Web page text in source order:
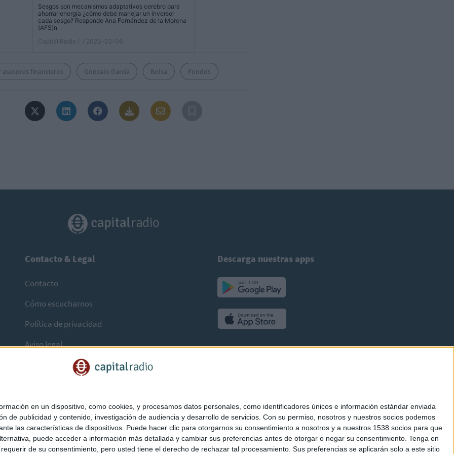
en un dispositivo, como cookies, y procesamos datos personales, como identificadores únicos e información estándar enviada
de publicidad y contenido, investigación de audiencia y desarrollo de servicios. Con su permiso, nosotros y nuestros socios podemos
las características de dispositivos. Puede hacer clic para otorgarnos su consentimiento a nosotros y a nuestros 1538 socios para que
puede acceder a información más detallada y cambiar sus preferencias antes de otorgar o negar su consentimiento. Tenga en
de su consentimiento, pero usted tiene el derecho de rechazar tal procesamiento. Sus preferencias se aplicarán solo a este sitio
Sesgos son mecanismos adaptativos cerebro para
ahorrar energía ¿cómo debe manejar un inversor
cada sesgo? Responde Ana Fernández de la Morena
(AFS)n
Capital Radio /
/ 2023-02-06
asesores financieros Gonzalo García Bolsa Fondos
Contacto & Legal
Contacto
Cómo escucharnos
Política de privacidad
Aviso legal
Descarga nuestras apps